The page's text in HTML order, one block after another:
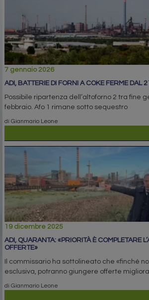
7 gennaio 2026
ADI, BATTERIE DI FORNI A COKE FERME DAL
Possibile ripartenza dell’altoforno 2 tra fine
febbraio. Afo 1 rimane sotto sequestro
di Gianmario Leone
19 dicembre 2025
ADI, QUARANTA: «PRIORITÀ È COMPLETARE
OFFERTE»
Il commissario ha sottolineato che «finché
esclusiva, potranno giungere offerte
di Gianmario Leone